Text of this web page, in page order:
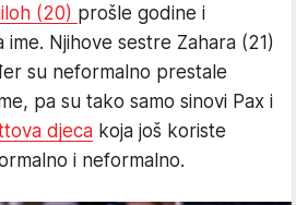
(20) prošle godine i
Njihove sestre Zahara (21)
su neformalno prestale
pa su tako samo sinovi Pax i
djeca koja još koriste
i neformalno.